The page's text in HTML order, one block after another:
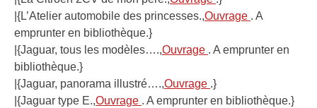
|{L’Atelier automobile des princesses.,Ouvrage . A
emprunter en bibliothèque.}
|{Jaguar, tous les modèles….,Ouvrage . A emprunter en
bibliothèque.}
|{Jaguar, panorama illustré….,Ouvrage .}
|{Jaguar type E.,Ouvrage . A emprunter en bibliothèque.}